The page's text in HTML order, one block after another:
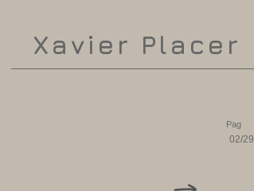
Xavier Placer
Pag
02/29